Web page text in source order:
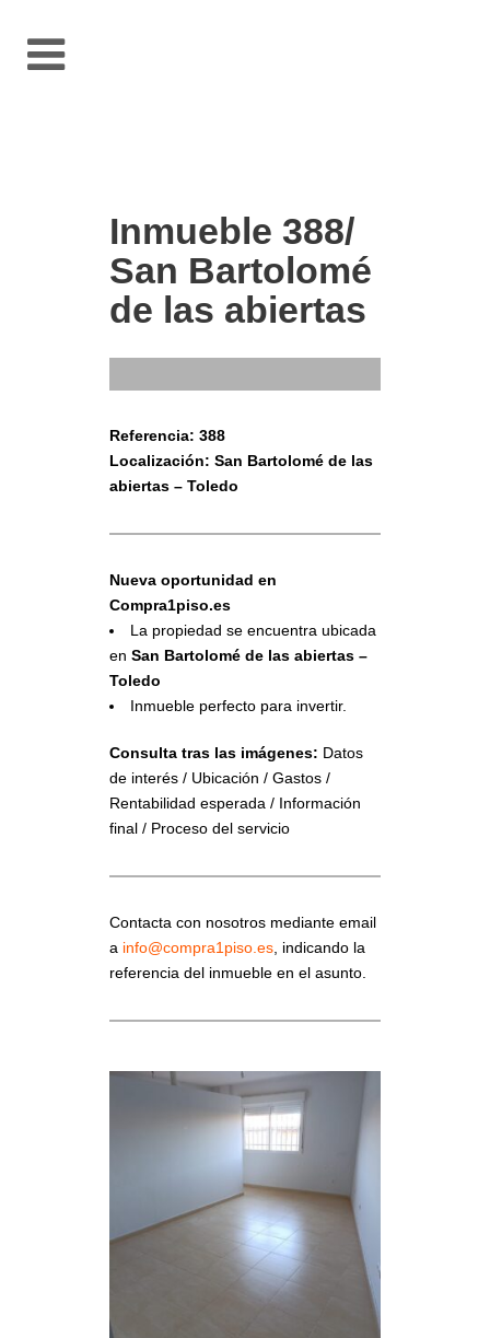
Inmueble 388/
San Bartolomé
de las abiertas
Referencia: 388
Localización: San Bartolomé de las
abiertas – Toledo
Nueva oportunidad en
Compra1piso.es
La propiedad se encuentra ubicada
en San Bartolomé de las abiertas –
Toledo
Inmueble perfecto para invertir.
Consulta tras las imágenes: Datos
de interés / Ubicación / Gastos /
Rentabilidad esperada / Información
final / Proceso del servicio
Contacta con nosotros mediante email
a info@compra1piso.es , indicando la
referencia del inmueble en el asunto.